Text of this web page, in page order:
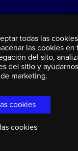
todas las
las cookies en
del sito,
del sitio y
marketing.
cookies
cookies